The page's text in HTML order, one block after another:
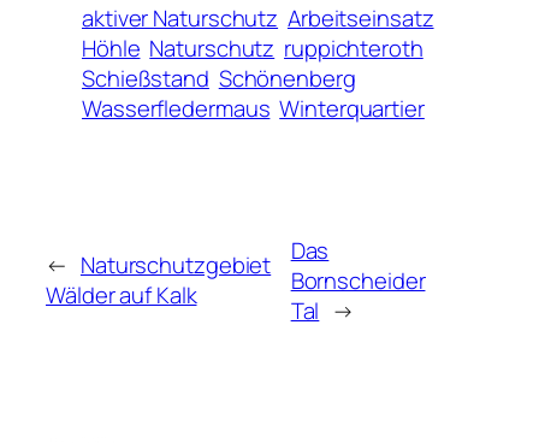
aktiver Naturschutz Arbeitseinsatz
Höhle Naturschutz ruppichteroth
Schießstand Schönenberg
Wasserfledermaus Winterquartier
← Naturschutzgebiet
Wälder auf Kalk
Das
Bornscheider
Tal →